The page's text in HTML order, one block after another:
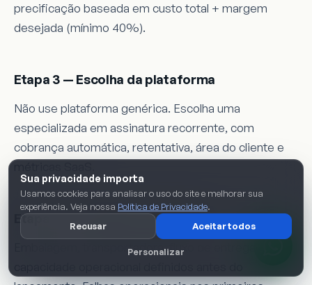
precificação baseada em custo total + margem
desejada (mínimo 40%).
Etapa 3 — Escolha da plataforma
Não use plataforma genérica. Escolha uma
especializada em assinatura recorrente, com
cobrança automática, retentativa, área do cliente e
Etapa 4 — Logística e operação
Embalagem, transportadora, fluxo de entrega e
Sua privacidade importa
Usamos cookies para analisar o uso do site e melhorar sua
experiência. Veja nossa Política de Privacidade.
Personalizar
Recusar Aceitar todos